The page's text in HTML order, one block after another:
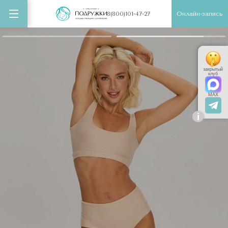
8(800)101-47-27 Онлайн-запись
i
закрытый
клуб
MAX